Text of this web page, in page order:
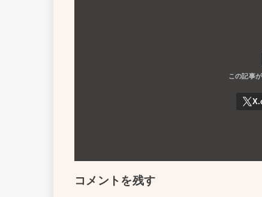
コメントを残す